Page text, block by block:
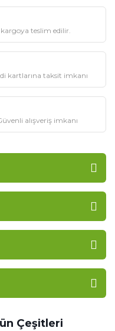
teslim edilir.
kartlarına taksit imkanı
alışveriş imkanı
Çeşitleri